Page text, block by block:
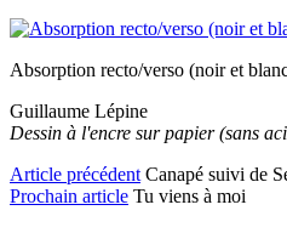
Absorption recto/verso (noir et
Guillaume Lépine
Dessin à l'encre sur papier (sans
Article précédent Canapé suivi de
Prochain article Tu viens à moi